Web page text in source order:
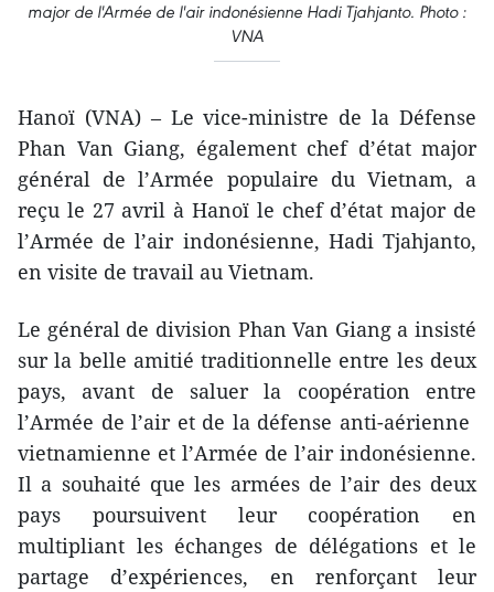
major de l'Armée de l'air indonésienne Hadi Tjahjanto. Photo :
VNA
Hanoï (VNA) – Le vice-ministre de la Défense
Phan Van Giang, également chef d’état major
général de l’Armée populaire du Vietnam, a
reçu le 27 avril à Hanoï le chef d’état major de
l’Armée de l’air indonésienne, Hadi Tjahjanto,
en visite de travail au Vietnam.
Le général de division Phan Van Giang a insisté
sur la belle amitié traditionnelle entre les deux
pays, avant de saluer la coopération entre
l’Armée de l’air et de la défense anti-aérienne ​
vietnamienne et l’Armée de l’air indonésienne.
Il a souhaité que les armées de l’air des deux
pays poursuivent leur coopération en
multipliant les échanges de délégations et le
partage d’expériences, en renforçant leur